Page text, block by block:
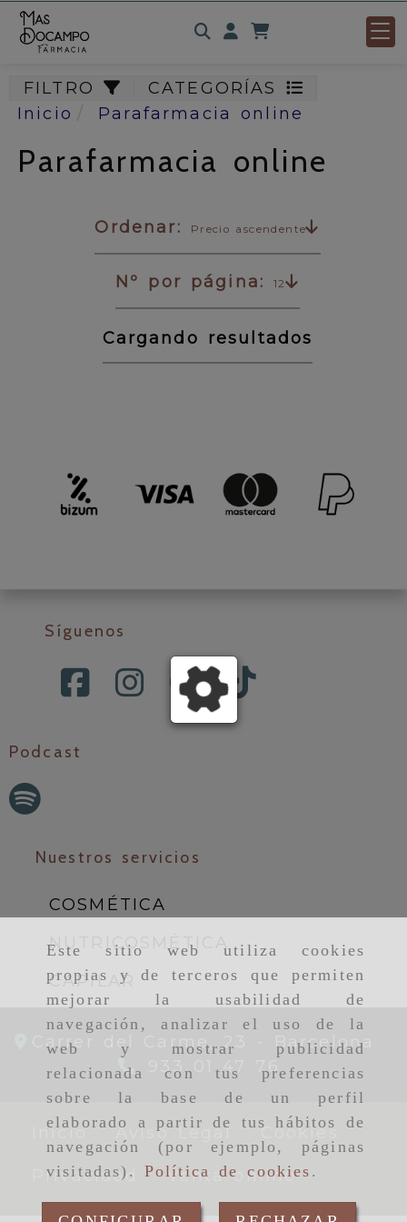
Este sitio web utiliza cookies
propias y de terceros que permiten
mejorar la usabilidad de
navegación, analizar el uso de la
web y mostrar publicidad
relacionada con tus preferencias
sobre la base de un perfil
elaborado a partir de tus hábitos de
navegación (por ejemplo, páginas
visitadas). Política de cookies .
Identifícate
FILTRO
CATEGORÍAS
Inicio
Parafarmacia online
Parafarmacia online
Ordenar: Precio ascendente
Nº por página: 12
Cargando resultados
Síguenos
Podcast
Nuestros servicios
COSMÉTICA
NUTRICOSMÉTICA
CAPILAR
Carrer del Carme, 23 - Barcelona
933 01 47 76
Inicio Aviso Legal Cookies
Privacidad Venta online